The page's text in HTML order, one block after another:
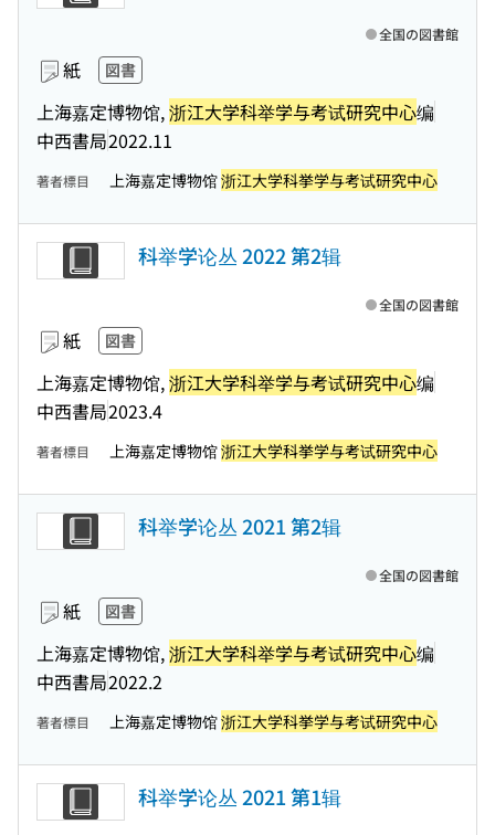
紙 図書
上海嘉定博物馆,浙江大学科举学与考试研究中心编
中西書局2022.11
全国の図書館
著者標目 上海嘉定博物馆浙江大学科挙学与考试研究中心
科举学论丛 2022 第2辑
紙 図書
上海嘉定博物馆,浙江大学科举学与考试研究中心编
中西書局2023.4
全国の図書館
著者標目 上海嘉定博物馆浙江大学科挙学与考试研究中心
科举学论丛 2021 第2辑
紙 図書
上海嘉定博物馆,浙江大学科举学与考试研究中心编
中西書局2022.2
全国の図書館
著者標目 上海嘉定博物馆浙江大学科挙学与考试研究中心
科举学论丛 2021 第1辑